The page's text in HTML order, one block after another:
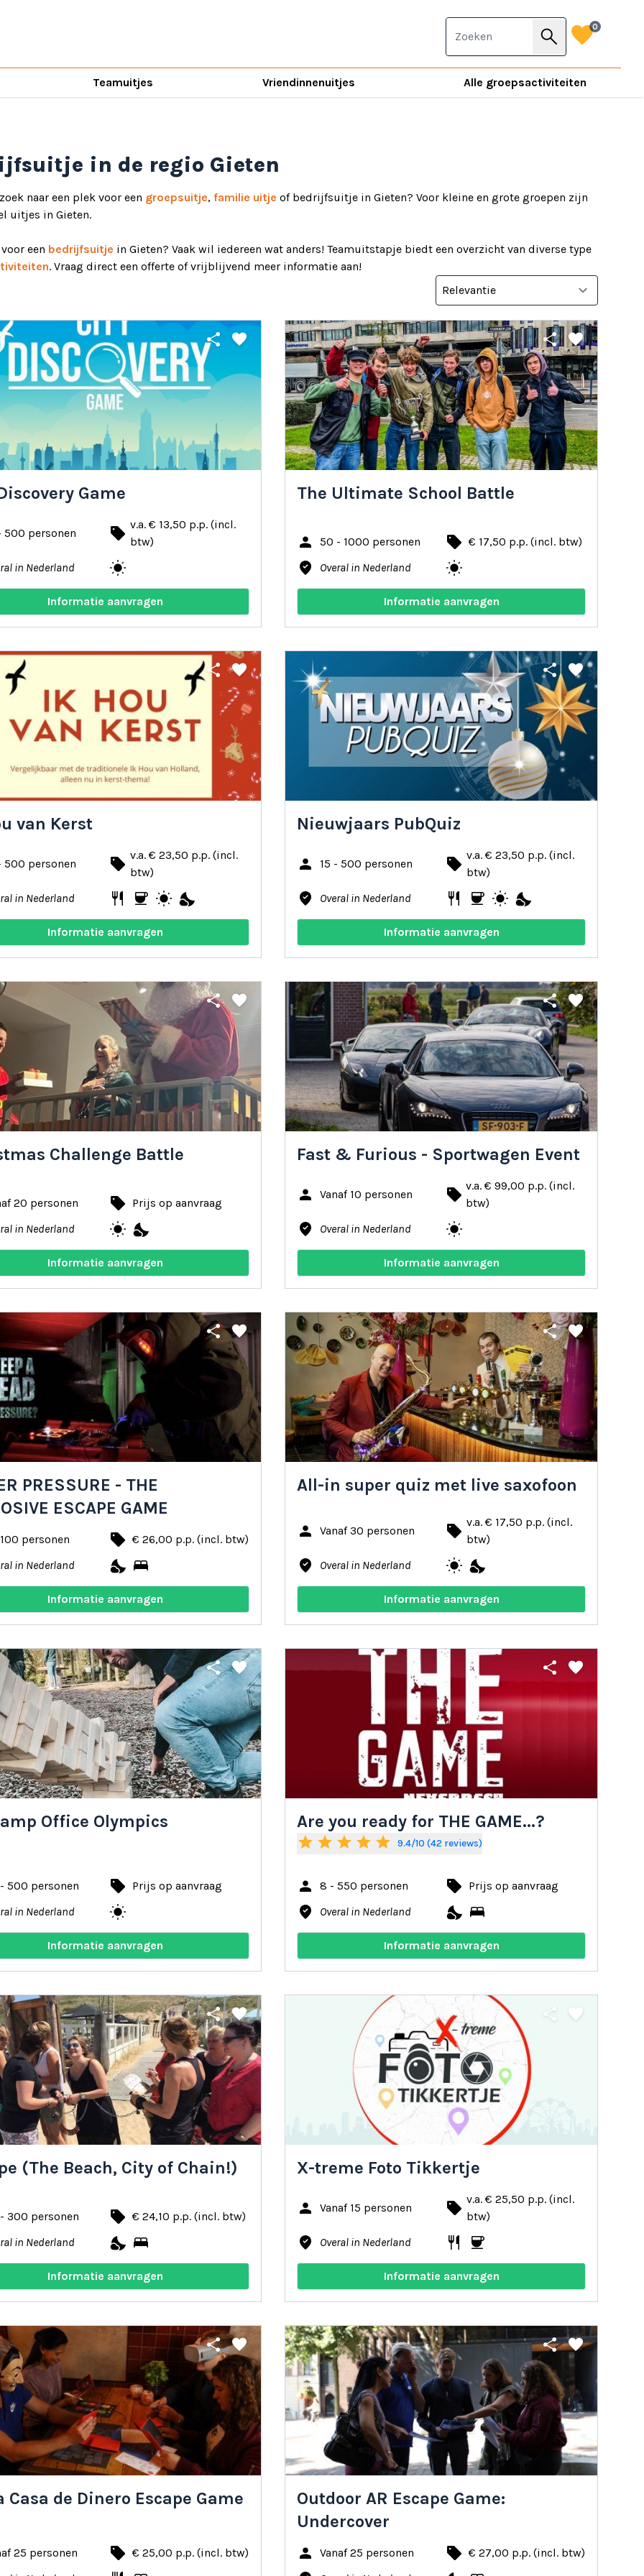
Teamuitjes Vriendinnenuitjes Alle groepsactiviteiten
search favorite0
in de regio Gieten
naar een plek voor een groepsuitje, familie uitje of bedrijfsuitje in Gieten? Voor kleine en grote groepen zijn
uitjes in Gieten.
een bedrijfsuitje in Gieten? Vaak wil iedereen wat anders! Teamuitstapje biedt een overzicht van diverse type
. Vraag direct een offerte of vrijblijvend meer informatie aan!
share favorite
Game
500 personen local_offer v.a. € 13,50 p.p. (incl.
btw)
in Nederland wb_sunny
Informatie aanvragen
share favorite
The Ultimate School Battle
person 50 - 1000 personen local_offer € 17,50 p.p. (incl. btw)
where_to_vote Overal in Nederland wb_sunny
Informatie aanvragen
share favorite
van Kerst
500 personen local_offer v.a. € 23,50 p.p. (incl.
btw)
in Nederland restaurant coffee wb_sunny nights_stay
Informatie aanvragen
share favorite
Nieuwjaars PubQuiz
person
15 - 500 personen local_offer v.a. € 23,50 p.p. (incl.
btw)
where_to_vote Overal in Nederland restaurant coffee wb_sunny nights_stay
Informatie aanvragen
share favorite
Challenge Battle
20 personen local_offer Prijs op aanvraag
in Nederland wb_sunny nights_stay
Informatie aanvragen
share favorite
Fast & Furious - Sportwagen Event
person
Vanaf 10 personen local_offer v.a. € 99,00 p.p. (incl.
btw)
where_to_vote Overal in Nederland wb_sunny
Informatie aanvragen
share favorite
PRESSURE - THE
ESCAPE GAME
personen local_offer € 26,00 p.p. (incl. btw)
in Nederland nights_stay bed
Informatie aanvragen
share favorite
All-in super quiz met live saxofoon
person Vanaf 30 personen local_offer v.a. € 17,50 p.p. (incl.
btw)
where_to_vote Overal in Nederland wb_sunny nights_stay
Informatie aanvragen
share favorite
Office Olympics
500 personen local_offer Prijs op aanvraag
in Nederland wb_sunny
Informatie aanvragen
share favorite
Are you ready for THE GAME...?
star star star star star 9.4/10 (42 reviews)
person 8 - 550 personen local_offer Prijs op aanvraag
where_to_vote Overal in Nederland nights_stay bed
Informatie aanvragen
share favorite
(The Beach, City of Chain!)
300 personen local_offer € 24,10 p.p. (incl. btw)
in Nederland nights_stay bed
Informatie aanvragen
share favorite
X-treme Foto Tikkertje
person
Vanaf 15 personen local_offer v.a. € 25,50 p.p. (incl.
btw)
where_to_vote Overal in Nederland restaurant coffee
Informatie aanvragen
share favorite
Casa de Dinero Escape Game
25 personen local_offer € 25,00 p.p. (incl. btw)
share favorite
Outdoor AR Escape Game:
Undercover
person
Vanaf 25 personen local_offer € 27,00 p.p. (incl. btw)